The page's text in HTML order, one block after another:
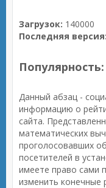
Загрузок: 140000
Последняя версия:
Популярность:
Данный абзац -
информацию о
сайта.
математических
проголосовавших
посетителей в
имеете право сами
изменить конечные